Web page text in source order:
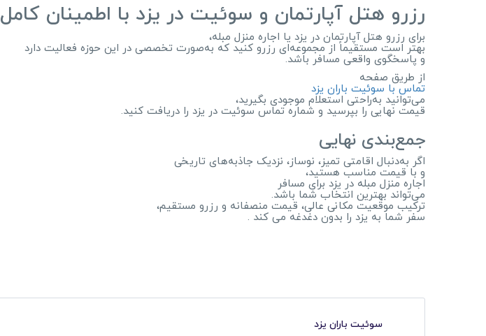
رزرو هتل آپارتمان و سوئیت در یزد با اطمینان کامل
برای رزرو هتل آپارتمان در یزد یا اجاره منزل مبله،
بهتر است مستقیماً از مجموعه‌ای رزرو کنید که به‌صورت تخصصی در این حوزه فعالیت دارد
و پاسخگوی واقعی مسافر باشد.
از طریق صفحه
تماس با سوئیت باران یزد
می‌توانید به‌راحتی استعلام موجودی بگیرید،
قیمت نهایی را بپرسید و شماره تماس سوئیت در یزد را دریافت کنید.
جمع‌بندی نهایی
اگر به‌دنبال اقامتی تمیز، نوساز، نزدیک جاذبه‌های تاریخی
و با قیمت مناسب هستید،
اجاره منزل مبله در یزد برای مسافر
می‌تواند بهترین انتخاب شما باشد.
ترکیب موقعیت مکانی عالی، قیمت منصفانه و رزرو مستقیم،
سفر شما به یزد را بدون دغدغه می کند .
سوئیت باران یزد